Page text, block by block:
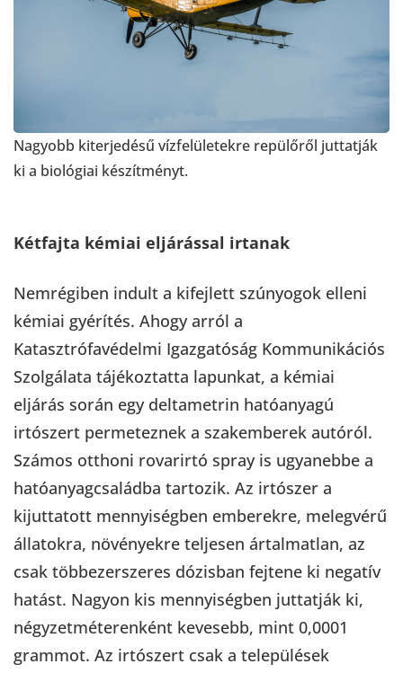
Nagyobb kiterjedésű vízfelületekre repülőről juttatják
ki a biológiai készítményt.
Kétfajta kémiai eljárással irtanak
Nemrégiben indult a kifejlett szúnyogok elleni
kémiai gyérítés. Ahogy arról a
Katasztrófavédelmi Igazgatóság Kommunikációs
Szolgálata tájékoztatta lapunkat, a kémiai
eljárás során egy deltametrin hatóanyagú
irtószert permeteznek a szakemberek autóról.
Számos otthoni rovarirtó spray is ugyanebbe a
hatóanyagcsaládba tartozik. Az irtószer a
kijuttatott mennyiségben emberekre, melegvérű
állatokra, növényekre teljesen ártalmatlan, az
csak többezerszeres dózisban fejtene ki negatív
hatást. Nagyon kis mennyiségben juttatják ki,
négyzetméterenként kevesebb, mint 0,0001
grammot. Az irtószert csak a települések